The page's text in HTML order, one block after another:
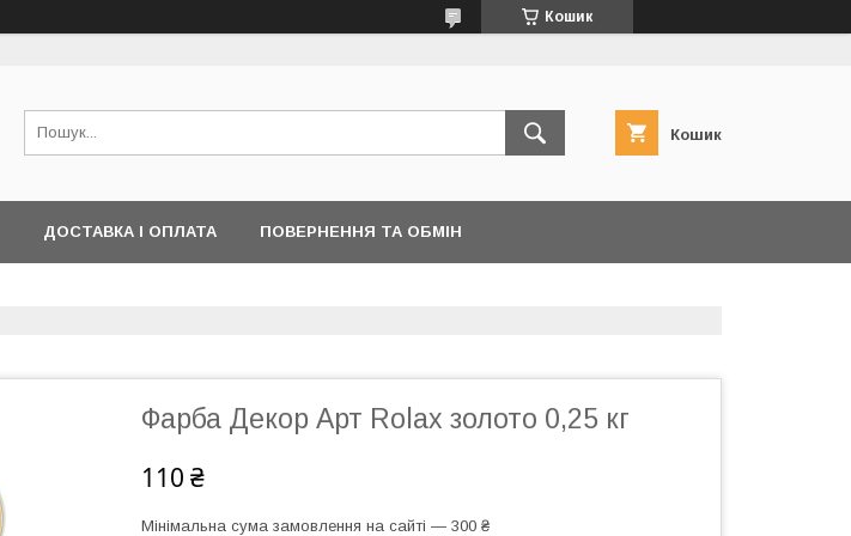
Кошик
Кошик
ДОСТАВКА І ОПЛАТА ПОВЕРНЕННЯ ТА ОБМІН
Фарба Декор Арт Rolax золото 0,25 кг
110 ₴
Мінімальна сума замовлення на сайті — 300 ₴